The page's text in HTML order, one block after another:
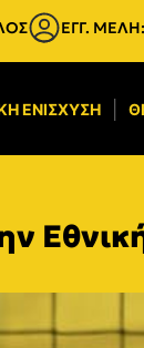
ΕΓΓ. ΜΕΛΗ:
ΕΝΊΣΧΥΣΗ​